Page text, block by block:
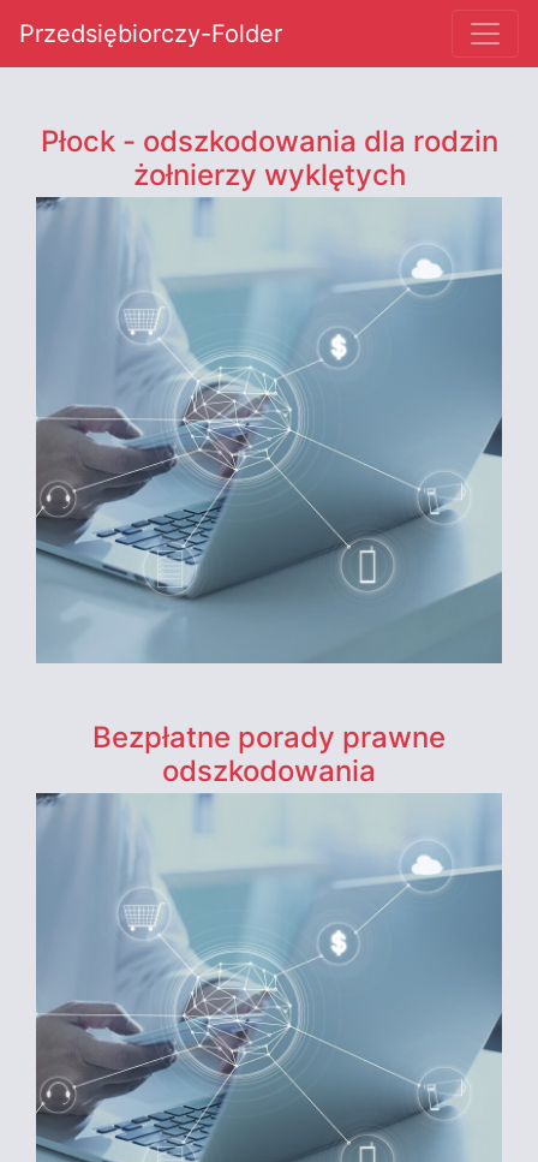
Przedsiębiorczy-Folder
Płock - odszkodowania dla rodzin
żołnierzy wyklętych
Bezpłatne porady prawne
odszkodowania